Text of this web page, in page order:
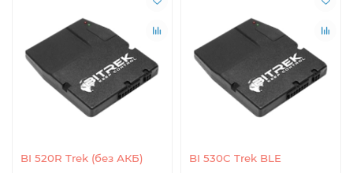
BI 520R Trek (без АКБ) BI 530C Trek BLE